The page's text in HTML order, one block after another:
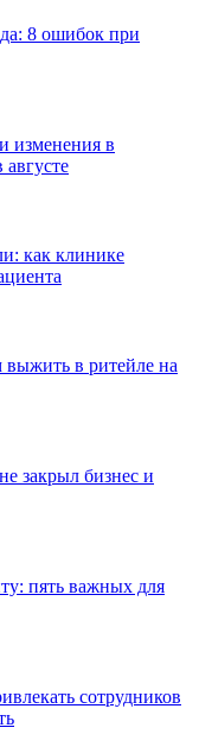
8 ошибок при
изменения в
как клинике
в ритейле на
закрыл бизнес и
пять важных для
сотрудников